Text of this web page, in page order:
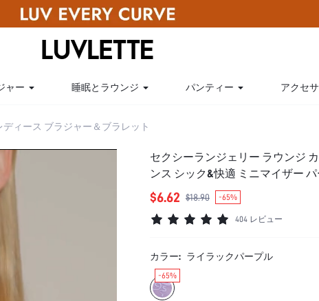
ャー 睡眠とラウンジ パンティー アクセ
ディース ブラジャー＆ブラレット
セクシーランジェリー ラウンジ
ンス シック&快適 ミニマイザー
$6.62 $18.90 -65%
404 レビュー
カラー: ライラックパープル
-65%